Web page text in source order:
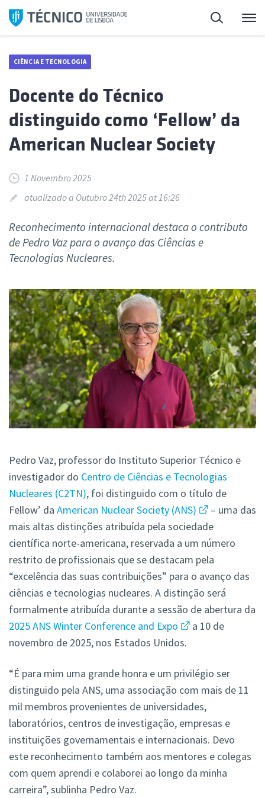
Saltar
para
Pesquisa
CIÊNCIA E TECNOLOGIA
Docente do Técnico
distinguido como ‘Fellow’ da
American Nuclear Society
1 Novembro 2025
atualizado a Outubro 24th 2025 at 16:26
Reconhecimento internacional destaca o contributo
de Pedro Vaz para o avanço das Ciências e
Tecnologias Nucleares.
Pedro Vaz, professor do Instituto Superior Técnico e
investigador do Centro de Ciências e Tecnologias
Nucleares (C2TN), foi distinguido com o título de
Fellow’ da American Nuclear Society (ANS)
– uma das
mais altas distinções atribuída pela sociedade
científica norte-americana, reservada a um número
restrito de profissionais que se destacam pela
“excelência das suas contribuições” para o avanço das
ciências e tecnologias nucleares. A distinção será
formalmente atribuída durante a sessão de abertura da
2025 ANS Winter Conference and Expo
a 10 de
novembro de 2025, nos Estados Unidos.
“É para mim uma grande honra e um privilégio ser
distinguido pela ANS, uma associação com mais de 11
mil membros provenientes de universidades,
laboratórios, centros de investigação, empresas e
instituições governamentais e internacionais. Devo
este reconhecimento também aos mentores e colegas
com quem aprendi e colaborei ao longo da minha
carreira”, sublinha Pedro Vaz.